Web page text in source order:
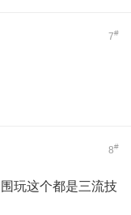
7#
8#
玩这个都是三流技